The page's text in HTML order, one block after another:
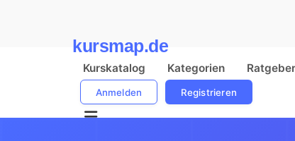
kursmap.de
Kurskatalog Kategorien Ratgeber
Anmelden Registrieren